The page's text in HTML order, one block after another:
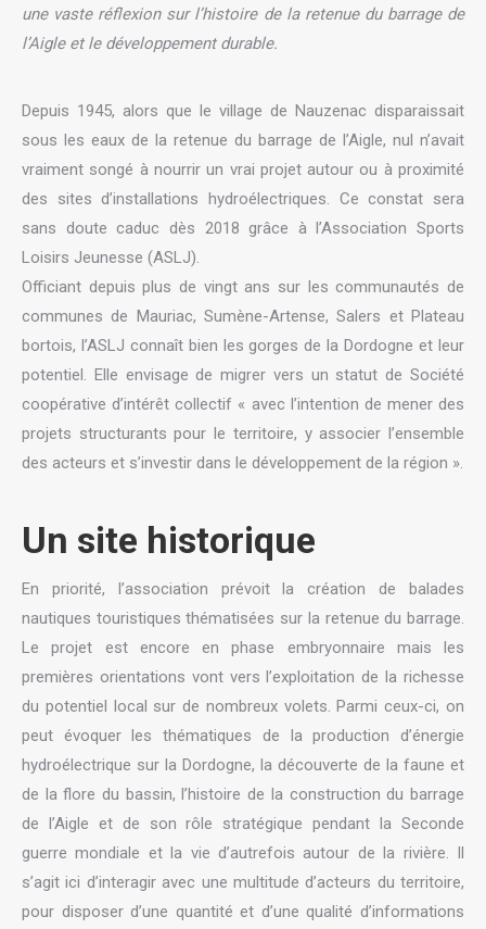
une vaste réflexion sur l’histoire de la retenue du barrage de
l’Aigle et le développement durable.
Depuis 1945, alors que le village de Nauzenac disparaissait
sous les eaux de la retenue du barrage de l’Aigle, nul n’avait
vraiment songé à nourrir un vrai projet autour ou à proximité
des sites d’installations hydroélectriques. Ce constat sera
sans doute caduc dès 2018 grâce à l’Association Sports
Loisirs Jeunesse (ASLJ).
Officiant depuis plus de vingt ans sur les communautés de
communes de Mauriac, Sumène-Artense, Salers et Plateau
bortois, l’ASLJ connaît bien les gorges de la Dordogne et leur
potentiel. Elle envisage de migrer vers un statut de Société
coopérative d’intérêt collectif « avec l’intention de mener des
projets structurants pour le territoire, y associer l’ensemble
des acteurs et s’investir dans le développement de la région ».
Un site historique
En priorité, l’association prévoit la création de balades
nautiques touristiques thématisées sur la retenue du barrage.
Le projet est encore en phase embryonnaire mais les
premières orientations vont vers l’exploitation de la richesse
du potentiel local sur de nombreux volets. Parmi ceux-ci, on
peut évoquer les thématiques de la production d’énergie
hydroélectrique sur la Dordogne, la découverte de la faune et
de la flore du bassin, l’histoire de la construction du barrage
de l’Aigle et de son rôle stratégique pendant la Seconde
guerre mondiale et la vie d’autrefois autour de la rivière. Il
s’agit ici d’interagir avec une multitude d’acteurs du territoire,
pour disposer d’une quantité et d’une qualité d’informations